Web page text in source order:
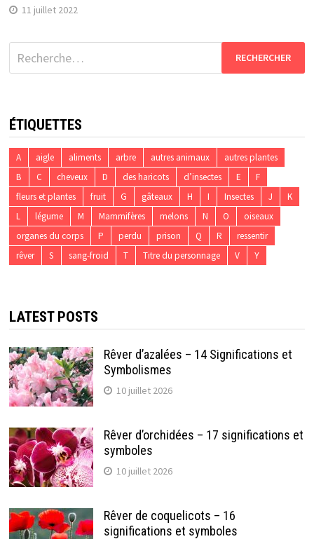
11 juillet 2022
Rechercher :
ÉTIQUETTES
A aigle aliments arbre autres animaux
autres plantes
B
C cheveux D des haricots d’insectes E
F
fleurs et plantes
fruit G gâteaux H I Insectes J
K
L
légume M Mammifères melons N O
oiseaux
organes du corps
P perdu prison Q R
ressentir
rêver
S sang-froid T Titre du personnage V Y
LATEST POSTS
Rêver d’azalées – 14 Significations et
Symbolismes
10 juillet 2026
Rêver d’orchidées – 17 significations et
symboles
10 juillet 2026
Rêver de coquelicots – 16
significations et symboles